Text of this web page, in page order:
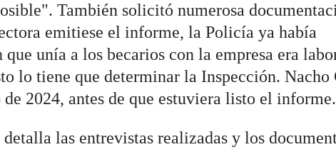
También solicitó numerosa
emitiese el informe, la Policía ya había
unía a los becarios con la empresa era
lo tiene que determinar la Inspección. Nacho
2024, antes de que estuviera listo el informe.
las entrevistas realizadas y los